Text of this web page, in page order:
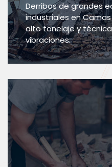
Derribos de grandes
industriales en
alto tonelaje y
vibraciones.